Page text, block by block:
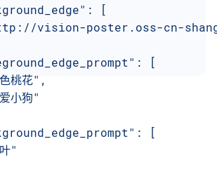
[
vision-poster.oss-cn-
[
桃花",
小狗"
[
"